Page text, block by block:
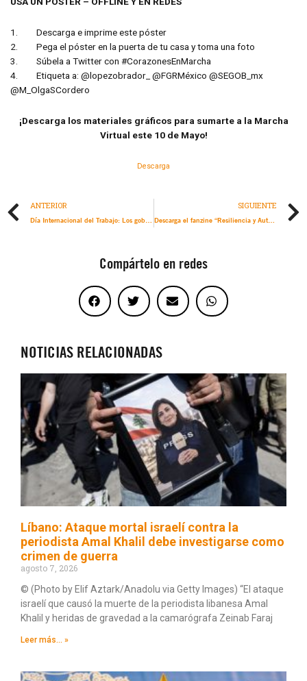
1. Descarga e imprime este póster
2. Pega el póster en la puerta de tu casa y toma una foto
3. Súbela a Twitter con #CorazonesEnMarcha
4. Etiqueta a: @lopezobrador_ @FGRMéxico @SEGOB_mx
@M_OlgaSCordero
¡Descarga los materiales gráficos para sumarte a la Marcha
Virtual este 10 de Mayo!
Descarga
ANTERIOR
SIGUIENTE
Descarga el fanzine “Resiliencia y Autocuidado” hecho por y para jóvenes de todas las Américas
Compártelo en redes
NOTICIAS RELACIONADAS
Líbano: Ataque mortal israelí contra la
periodista Amal Khalil debe investigarse como
crimen de guerra
agosto 7, 2026
© (Photo by Elif Aztark/Anadolu via Getty Images) “El ataque
israelí que causó la muerte de la periodista libanesa Amal
Khalil y heridas de gravedad a la camarógrafa Zeinab Faraj
Leer más... »